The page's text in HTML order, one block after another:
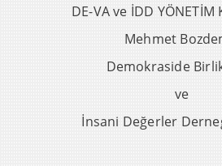
DE-VA ve İDD YÖNETİM
Mehmet
Demokraside
ve
İnsani Değerler